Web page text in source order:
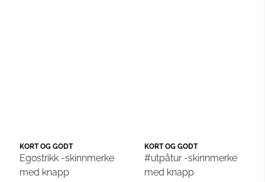
KORT OG GODT
Egostrikk -skinnmerke
med knapp
KORT OG GODT
#utpåtur -skinnmerke
med knapp